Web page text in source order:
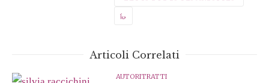
Articoli Correlati
AUTORITRATTI